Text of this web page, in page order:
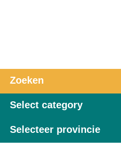
Zoeken
Select category
Selecteer provincie